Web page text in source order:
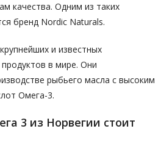
качества. Одним из таких
бренд Nordic Naturals.
и известных
в мире. Они
рыбьего масла с высоким
Омега-3.
3 из Норвегии стоит